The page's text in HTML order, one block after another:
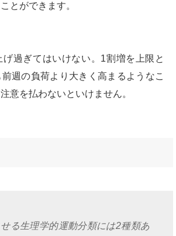
とができます。
げ過ぎてはいけない。1割増を上限と
週の負荷より大きく高まるようなこ
意を払わないといけません。
る生理学的運動分類には2種類あ